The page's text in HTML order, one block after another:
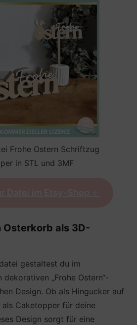
Frohe Ostern Schriftzug
in STL und 3MF
Osterkorb als 3D-
gestaltest du im
dekorativen „Frohe Ostern“-
Design. Ob als Hingucker auf
Caketopper für deine
Design sorgt für eine